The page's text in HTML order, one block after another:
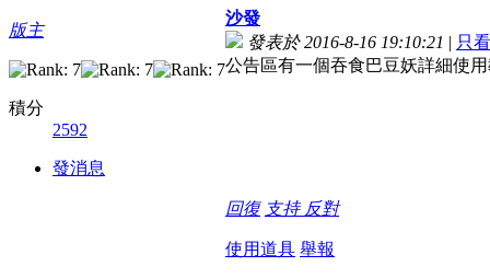
版主
積分
2592
發消息
沙發
發表於 2016-8-16 19:10:21 | 只
公告區有一個吞食巴豆妖詳細使
回復 支持 反對
使用道具 舉報